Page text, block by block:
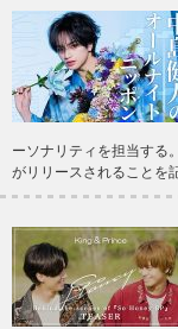
ーソナリティを担当する
がリリースされることを